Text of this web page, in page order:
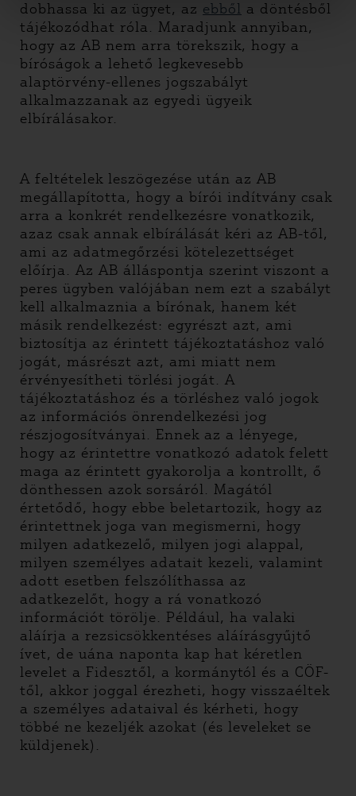
dobhassa ki az ügyet, az ebből a döntésből
tájékozódhat róla. Maradjunk annyiban,
hogy az AB nem arra törekszik, hogy a
bíróságok a lehető legkevesebb
alaptörvény-ellenes jogszabályt
alkalmazzanak az egyedi ügyeik
elbírálásakor.
A feltételek leszögezése után az AB
megállapította, hogy a bírói indítvány csak
arra a konkrét rendelkezésre vonatkozik,
azaz csak annak elbírálását kéri az AB-től,
ami az adatmegőrzési kötelezettséget
előírja. Az AB álláspontja szerint viszont a
peres ügyben valójában nem ezt a szabályt
kell alkalmaznia a bírónak, hanem két
másik rendelkezést: egyrészt azt, ami
biztosítja az érintett tájékoztatáshoz való
jogát, másrészt azt, ami miatt nem
érvényesítheti törlési jogát. A
tájékoztatáshoz és a törléshez való jogok
az információs önrendelkezési jog
részjogosítványai. Ennek az a lényege,
hogy az érintettre vonatkozó adatok felett
maga az érintett gyakorolja a kontrollt, ő
dönthessen azok sorsáról. Magától
értetődő, hogy ebbe beletartozik, hogy az
érintettnek joga van megismerni, hogy
milyen adatkezelő, milyen jogi alappal,
milyen személyes adatait kezeli, valamint
adott esetben felszólíthassa az
adatkezelőt, hogy a rá vonatkozó
információt törölje. Például, ha valaki
aláírja a rezsicsökkentéses aláírásgyűjtő
ívet, de uána naponta kap hat kéretlen
levelet a Fidesztől, a kormánytól és a CÖF-
től, akkor joggal érezheti, hogy visszaéltek
a személyes adataival és kérheti, hogy
többé ne kezeljék azokat (és leveleket se
küldjenek).